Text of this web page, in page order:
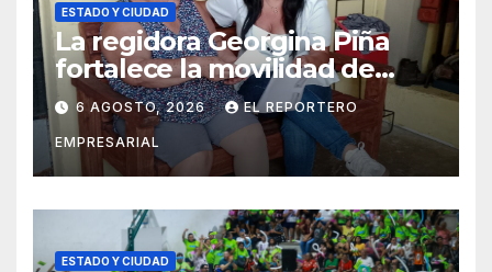
ESTADO Y CIUDAD
La regidora Georgina Piña
fortalece la movilidad de
adultos mayores con la
entrega de aparatos
ortopédicos
6 AGOSTO, 2026 EL REPORTERO
EMPRESARIAL
ESTADO Y CIUDAD